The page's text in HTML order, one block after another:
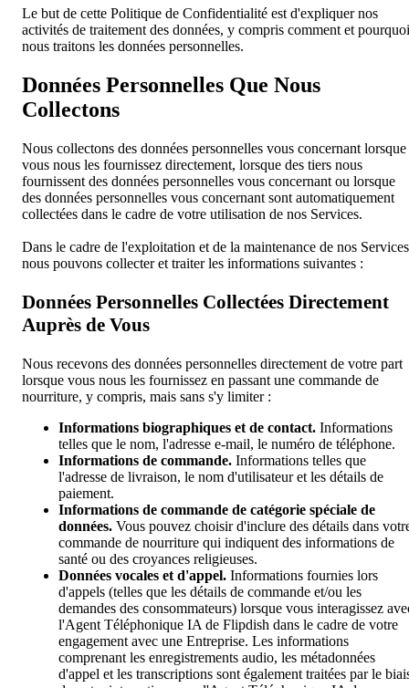
Le but de cette Politique de Confidentialité est d'expliquer nos
activités de traitement des données, y compris comment et pourquoi
nous traitons les données personnelles.
Données Personnelles Que Nous
Collectons
Nous collectons des données personnelles vous concernant lorsque
vous nous les fournissez directement, lorsque des tiers nous
fournissent des données personnelles vous concernant ou lorsque
des données personnelles vous concernant sont automatiquement
collectées dans le cadre de votre utilisation de nos Services.
Dans le cadre de l'exploitation et de la maintenance de nos
nous pouvons collecter et traiter les informations suivantes :
Données Personnelles Collectées Directement
Auprès de Vous
Nous recevons des données personnelles directement de votre part
lorsque vous nous les fournissez en passant une commande de
nourriture, y compris, mais sans s'y limiter :
Informations biographiques et de contact. Informations
telles que le nom, l'adresse e-mail, le numéro de téléphone.
Informations de commande. Informations telles que
l'adresse de livraison, le nom d'utilisateur et les détails de
paiement.
Informations de commande de catégorie spéciale de
données. Vous pouvez choisir d'inclure des détails dans
commande de nourriture qui indiquent des informations de
santé ou des croyances religieuses.
Données vocales et d'appel. Informations fournies lors
d'appels (telles que les détails de commande et/ou les
demandes des consommateurs) lorsque vous interagissez
l'Agent Téléphonique IA de Flipdish dans le cadre de votre
engagement avec une Entreprise. Les informations
comprenant les enregistrements audio, les métadonnées
d'appel et les transcriptions sont également traitées par le